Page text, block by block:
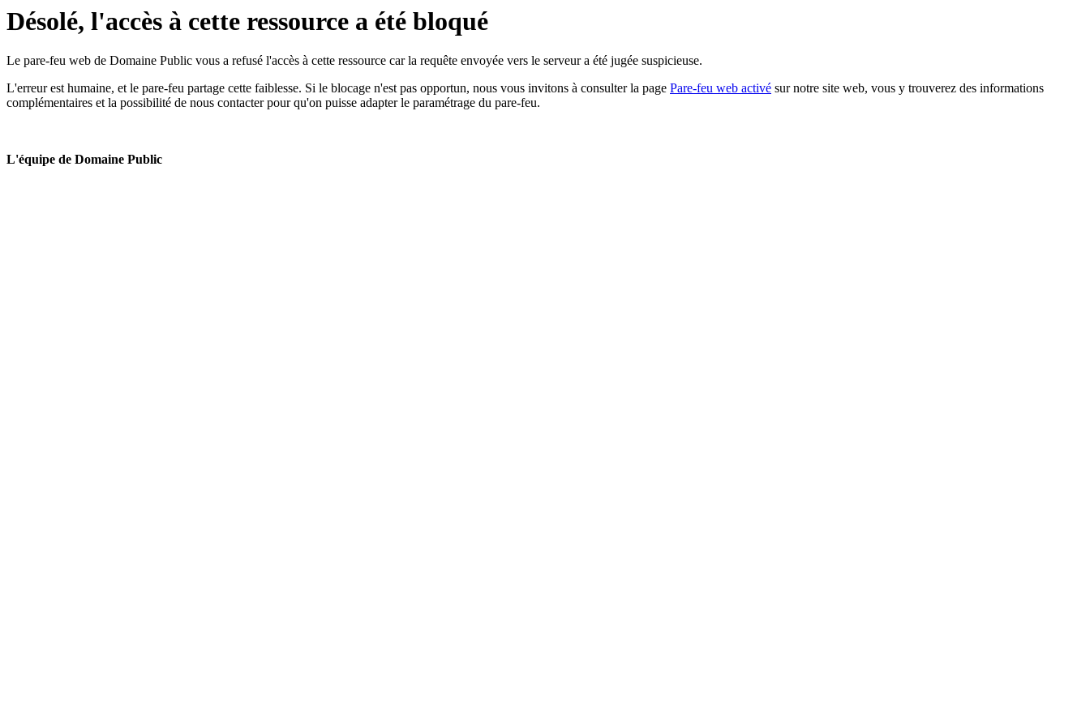
Désolé, l'accès à cette ressource a été bloqué
Le pare-feu web de Domaine Public vous a refusé l'accès à cette ressource car la requête envoyée vers le serveur a été jugée suspicieuse.
L'erreur est humaine, et le pare-feu partage cette faiblesse. Si le blocage n'est pas opportun, nous vous invitons à consulter la page Pare-feu web activé sur notre site web, vous y trouverez des informations
complémentaires et la possibilité de nous contacter pour qu'on puisse adapter le paramétrage du pare-feu.
L'équipe de Domaine Public